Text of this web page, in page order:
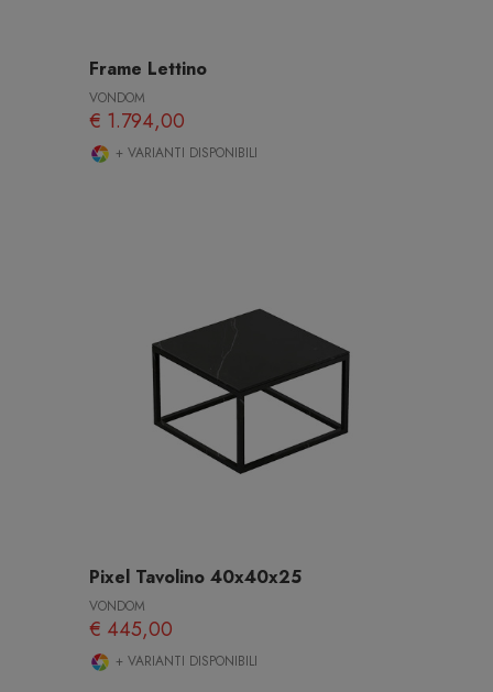
Frame Lettino
VONDOM
€ 1.794,00
+ VARIANTI DISPONIBILI
Pixel Tavolino 40x40x25
VONDOM
€ 445,00
+ VARIANTI DISPONIBILI